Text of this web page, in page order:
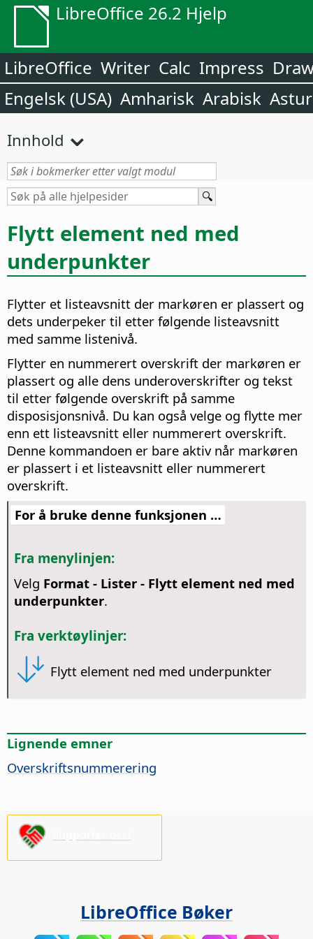
LibreOffice 26.2 Hjelp
LibreOffice Writer Calc Impress
Engelsk (USA) Amharisk Arabisk
Innhold
Flytt element ned med
underpunkter
Flytter et listeavsnitt der markøren er plassert og
dets underpeker til etter følgende listeavsnitt
med samme listenivå.
Flytter en nummerert overskrift der markøren er
plassert og alle dens underoverskrifter og tekst
til etter følgende overskrift på samme
disposisjonsnivå. Du kan også velge og flytte mer
enn ett listeavsnitt eller nummerert overskrift.
Denne kommandoen er bare aktiv når markøren
er plassert i et listeavsnitt eller nummerert
overskrift.
For å bruke denne funksjonen …
Fra menylinjen:
Velg Format - Lister - Flytt element ned med
underpunkter.
Fra verktøylinjer:
Flytt element ned med underpunkter
Lignende emner
Overskriftsnummerering
LibreOffice Bøker